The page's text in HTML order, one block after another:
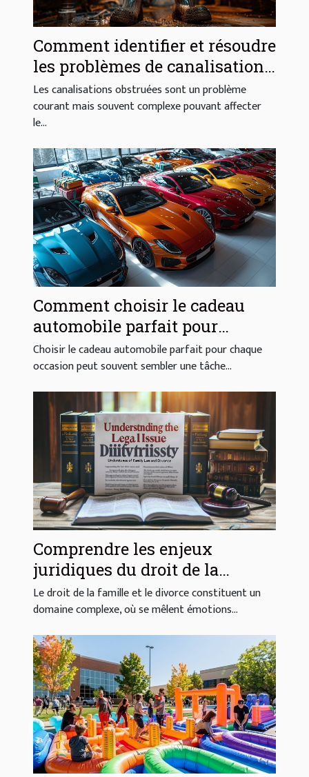
Comment identifier et résoudre
les problèmes de canalisations
obstruées
Les canalisations obstruées sont un problème
courant mais souvent complexe pouvant affecter
le...
Comment choisir le cadeau
automobile parfait pour
chaque occasion
Choisir le cadeau automobile parfait pour chaque
occasion peut souvent sembler une tâche...
Comprendre les enjeux
juridiques du droit de la
famille et du divorce
Le droit de la famille et le divorce constituent un
domaine complexe, où se mêlent émotions...